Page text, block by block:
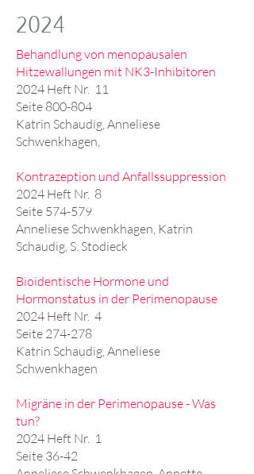
2024
Behandlung von menopausalen
Hitzewallungen mit NK3-Inhibitoren
2024 Heft Nr. 11
Seite 800-804
Katrin Schaudig, Anneliese
Schwenkhagen,
Kontrazeption und Anfallssuppression
2024 Heft Nr. 8
Seite 574-579
Anneliese Schwenkhagen, Katrin
Schaudig, S. Stodieck
Bioidentische Hormone und
Hormonstatus in der Perimenopause
2024 Heft Nr. 4
Seite 274-278
Katrin Schaudig, Anneliese
Schwenkhagen
Migräne in der Perimenopause - Was
tun?
2024 Heft Nr. 1
Seite 36-42